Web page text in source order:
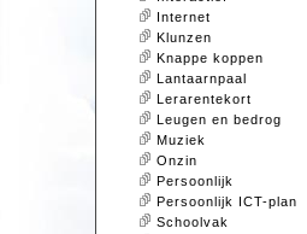
Internet
Klunzen
Knappe koppen
Lantaarnpaal
Lerarentekort
Leugen en bedrog
Muziek
Onzin
Persoonlijk
Persoonlijk ICT-plan
Schoolvak